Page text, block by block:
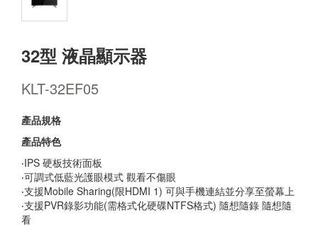
32型 液晶顯示器
KLT-32EF05
產品規格
產品特色
‧IPS 硬板技術面板
‧可調式低藍光護眼模式 觀看不傷眼
‧支援Mobile Sharing(限HDMI 1) 可與手機連結並分享至螢幕上
‧支援PVR錄影功能(需格式化硬碟NTFS格式) 隨想隨錄 隨想隨
看